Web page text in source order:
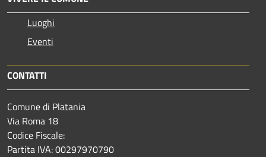
Luoghi
Eventi
CONTATTI
Comune di Platania
Via Roma 18
Codice Fiscale:
Partita IVA: 00297970790